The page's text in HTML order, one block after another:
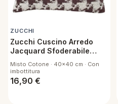
ZUCCHI
Zucchi Cuscino Arredo
Jacquard Sfoderabile
Misto Cotone · 40x40 cm · Con
imbottitura
16,90 €